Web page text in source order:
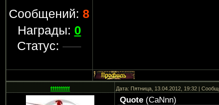
Сообщений:8
Награды: 0
Статус:
ffffffffff Дата: Пятница, 13.04.2012, 19:32 |
Quote(CaNnn)